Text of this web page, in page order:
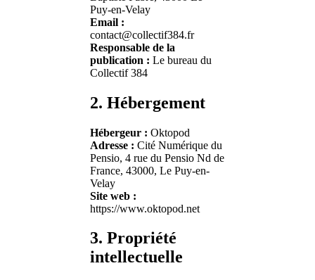
Puy-en-Velay
Email :
contact@collectif384.fr
Responsable de la
publication : Le bureau du
Collectif 384
2. Hébergement
Hébergeur : Oktopod
Adresse : Cité Numérique du
Pensio, 4 rue du Pensio Nd de
France, 43000, Le Puy-en-
Velay
Site web :
https://www.oktopod.net
3. Propriété
intellectuelle